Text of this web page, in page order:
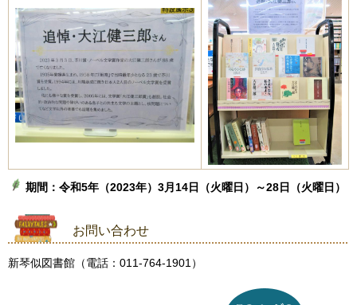
期間：令和5年（2023年）3月14日（火曜日）～28日（火曜日）
お問い合わせ
新琴似図書館（電話：011-764-1901）
このページのトップへ戻